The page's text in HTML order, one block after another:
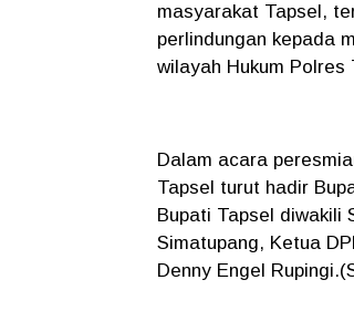
masyarakat Tapsel,
perlindungan kepada
wilayah Hukum Polres
Dalam acara
Tapsel turut hadir
Bupati Tapsel diwakili
Simatupang, Ketua
Denny Engel